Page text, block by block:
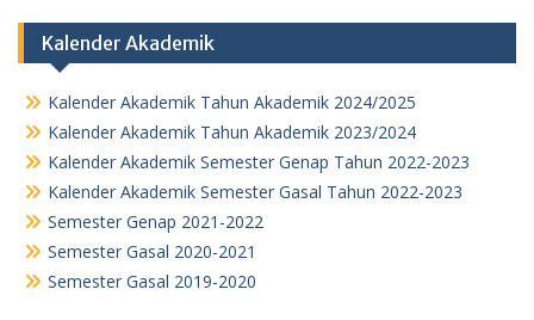
Kalender Akademik
Kalender Akademik Tahun Akademik 2024/2025
Kalender Akademik Tahun Akademik 2023/2024
Kalender Akademik Semester Genap Tahun 2022-2023
Kalender Akademik Semester Gasal Tahun 2022-2023
Semester Genap 2021-2022
Semester Gasal 2020-2021
Semester Gasal 2019-2020